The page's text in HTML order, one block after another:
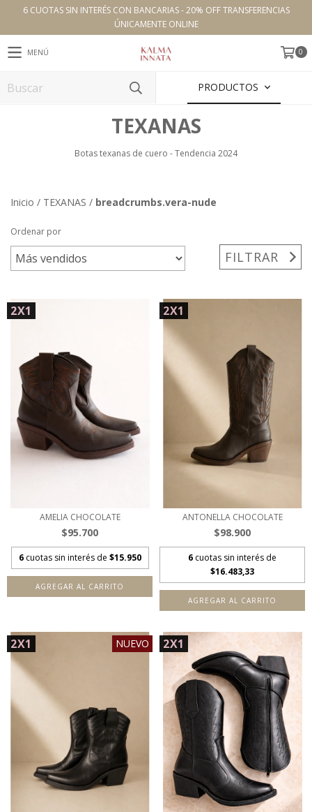
6 CUOTAS SIN INTERÉS CON BANCARIAS - 20% OFF TRANSFERENCIAS
ÚNICAMENTE ONLINE
MENÚ 0
PRODUCTOS
TEXANAS
Botas texanas de cuero - Tendencia 2024
Inicio / TEXANAS / breadcrumbs.vera-nude
Ordenar por
FILTRAR
2X1
AMELIA CHOCOLATE
$95.700
6 cuotas sin interés de $15.950
AGREGAR AL CARRITO
2X1
ANTONELLA CHOCOLATE
$98.900
6 cuotas sin interés de
$16.483,33
AGREGAR AL CARRITO
2X1 NUEVO 2X1